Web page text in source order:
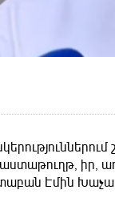
իր,
Էմին